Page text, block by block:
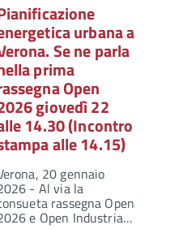
urbana a
Se ne parla
prima
Open
giovedì 22
14.30 (Incontro
alle 14.15)
20 gennaio
- Al via la
rassegna Open
e Open Industria…